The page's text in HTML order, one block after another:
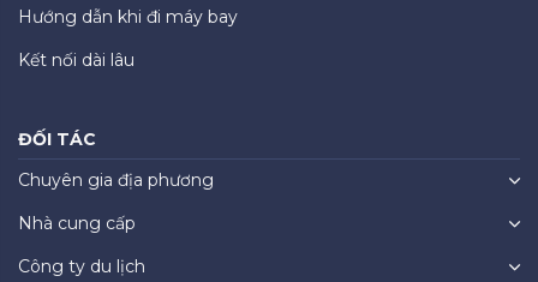
Hướng dẫn khi đi máy bay
Kết nối dài lâu
ĐỐI TÁC
Chuyên gia địa phương
Nhà cung cấp
Công ty du lịch